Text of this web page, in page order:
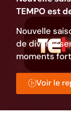
TEMPO est
Nouvelle
de
moments
Voir le